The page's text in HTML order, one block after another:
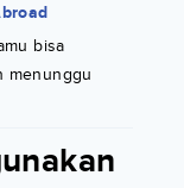
bisa
menunggu